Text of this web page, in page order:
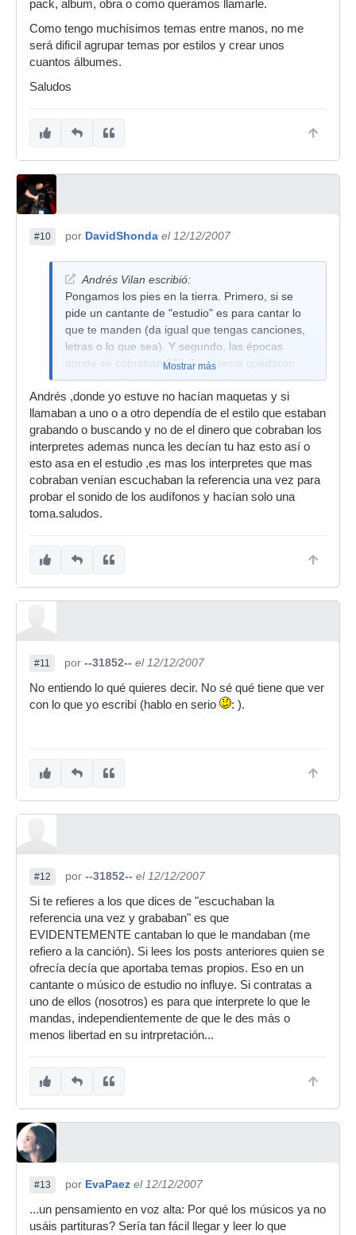
pack, album, obra o como queramos llamarle.
Como tengo muchísimos temas entre manos, no me
será dificil agrupar temas por estilos y crear unos
cuantos álbumes.
Saludos
#10 por DavidShonda el 12/12/2007
Andrés Vilan escribió:
Pongamos los pies en la tierra. Primero, si se
pide un cantante de "estudio" es para cantar lo
que te manden (da igual que tengas canciones,
letras o lo que sea). Y segundo, las épocas
donde se cobraban 300 € por tema quedaron
muy, muy atrás... Hay muy pocos músicos de
estudio que cobren (o superen) esas cantidades;
y siempre en grandes producciones. Si no en
cualquier pequeña producción sólo en músicos
se gastarían unos 20000 €, sin contar estudio,
productor, técnicos... Las cosas han cambiado
mucho...
P.D: Esto con gente "conocida". Ya no hablemos
si es alguien más o menos "anónimo",
Mostrar más
Andrés ,donde yo estuve no hacían maquetas y si
llamaban a uno o a otro dependía de el estilo que estaban
grabando o buscando y no de el dinero que cobraban los
interpretes ademas nunca les decían tu haz esto así o
esto asa en el estudio ,es mas los interpretes que mas
cobraban venían escuchaban la referencia una vez para
probar el sonido de los audífonos y hacían solo una
toma.saludos.
#11 por --31852-- el 12/12/2007
No entiendo lo qué quieres decir. No sé qué tiene que ver
con lo que yo escribí (hablo en serio
: ).
#12 por --31852-- el 12/12/2007
Si te refieres a los que dices de "escuchaban la
referencia una vez y grababan" es que
EVIDENTEMENTE cantaban lo que le mandaban (me
refiero a la canción). Si lees los posts anteriores quien se
ofrecía decía que aportaba temas propios. Eso en un
cantante o músico de estudio no influye. Si contratas a
uno de ellos (nosotros) es para que interprete lo que le
mandas, independientemente de que le des más o
menos libertad en su intrpretación...
#13 por EvaPaez el 12/12/2007
...un pensamiento en voz alta: Por qué los músicos ya no
usáis partituras? Sería tan fácil llegar y leer lo que